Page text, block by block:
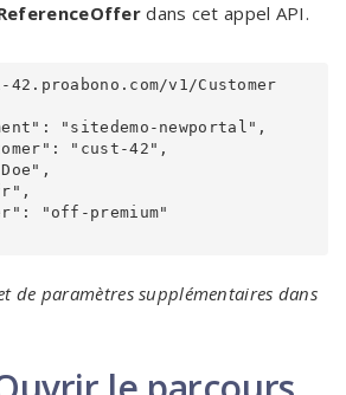
dans cet appel API.
v1/Customer
de paramètres supplémentaires dans